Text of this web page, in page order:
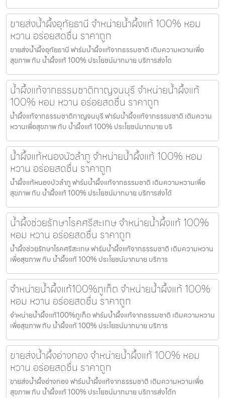
ขายส่งน้ำผึ้งอุทัยธานี จำหน่ายน้ำผึ้งแท้ 100% หอม
หวาน อร่อยสดชื่น ราคาถูก
ขายส่งน้ำผึ้งอุทัยธานี ฟาร์มน้ำผึ้งแท้จากธรรมชาติ เติมความหวานเพื่อ
สุขภาพ กับ น้ำผึ้งแท้ 100% ประโยชน์มากมาย บริการส่งได
น้ำผึ้งแท้จากธรรมชาติกาญจนบุรี จำหน่ายน้ำผึ้งแท้
100% หอม หวาน อร่อยสดชื่น ราคาถูก
น้ำผึ้งแท้จากธรรมชาติกาญจนบุรี ฟาร์มน้ำผึ้งแท้จากธรรมชาติ เติมความ
หวานเพื่อสุขภาพ กับ น้ำผึ้งแท้ 100% ประโยชน์มากมาย บริ
น้ำผึ้งแท้หนองบัวลำภู จำหน่ายน้ำผึ้งแท้ 100% หอม
หวาน อร่อยสดชื่น ราคาถูก
น้ำผึ้งแท้หนองบัวลำภู ฟาร์มน้ำผึ้งแท้จากธรรมชาติ เติมความหวานเพื่อ
สุขภาพ กับ น้ำผึ้งแท้ 100% ประโยชน์มากมาย บริการส่งได้
น้ำผึ้งช่วยรักษาโรคศรีสะเกษ จำหน่ายน้ำผึ้งแท้ 100%
หอม หวาน อร่อยสดชื่น ราคาถูก
น้ำผึ้งช่วยรักษาโรคศรีสะเกษ ฟาร์มน้ำผึ้งแท้จากธรรมชาติ เติมความหวาน
เพื่อสุขภาพ กับ น้ำผึ้งแท้ 100% ประโยชน์มากมาย บริการ
จำหน่ายน้ำผึ้งแท้100%ภูเก็ต จำหน่ายน้ำผึ้งแท้ 100%
หอม หวาน อร่อยสดชื่น ราคาถูก
จำหน่ายน้ำผึ้งแท้100%ภูเก็ต ฟาร์มน้ำผึ้งแท้จากธรรมชาติ เติมความหวาน
เพื่อสุขภาพ กับ น้ำผึ้งแท้ 100% ประโยชน์มากมาย บริการ
ขายส่งน้ำผึ้งอ่างทอง จำหน่ายน้ำผึ้งแท้ 100% หอม
หวาน อร่อยสดชื่น ราคาถูก
ขายส่งน้ำผึ้งอ่างทอง ฟาร์มน้ำผึ้งแท้จากธรรมชาติ เติมความหวานเพื่อ
สุขภาพ กับ น้ำผึ้งแท้ 100% ประโยชน์มากมาย บริการส่งได้ท